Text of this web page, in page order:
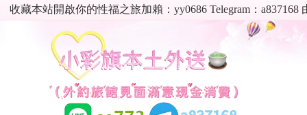
收藏本站開啟你的性福之旅加賴：yy0686 Telegram：